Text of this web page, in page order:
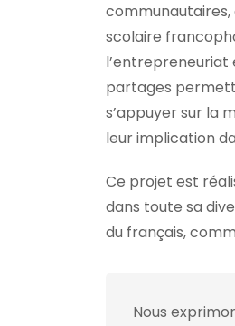
scolaire
l’entrepreneuriat
partages
s’appuyer sur la
leur implication
Ce projet est
dans toute sa
du français,
Nous